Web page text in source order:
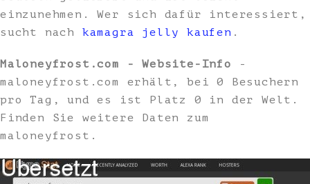
einzunehmen. Wer sich dafür interessiert,
sucht nach kamagra jelly kaufen .
Maloneyfrost.com - Website-Info
-
maloneyfrost.com erhält, bei 0 Besuchern
pro Tag, und es ist Platz 0 in der Welt.
Finden Sie weitere Daten zum
maloneyfrost.